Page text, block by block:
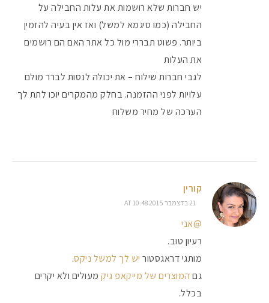
יש חברות שלא רושמות את עלות החבילה על
החבילה (כמו סיגמא למשל) ואז אין בעיה להזמין
ביותר. פשוט תבררי מול כל אתר האם הם רושמים
את העלות
לגבי חברות שילוח – את יכולה לנסות לברר מולם
עלויות לפני ההזמנה. בחלק מהמקרים יוכו לתת לך
הערכה של מחיר משלוח
קורין
21 בדצמבר 2015 AT 10:48
@אני
רעיון טוב.
מותגי דראגסטור יש לך למשל ניקס.
גם המוצרים של מייקאפ גיק מעולים ולא יקרים
בכלל.